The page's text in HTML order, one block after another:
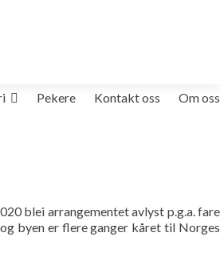
Pekere Kontakt oss Om oss
blei arrangementet avlyst p.g.a. fare
byen er flere ganger kåret til Norges